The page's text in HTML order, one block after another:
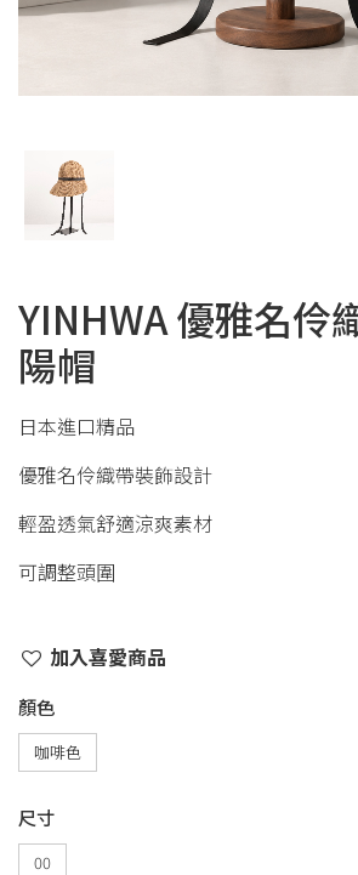
YINHWA 優雅名伶
陽帽
日本進口精品
優雅名伶織帶裝飾設計
輕盈透氣舒適涼爽素材
可調整頭圍
加入喜愛商品
顏色
咖啡色
尺寸
00